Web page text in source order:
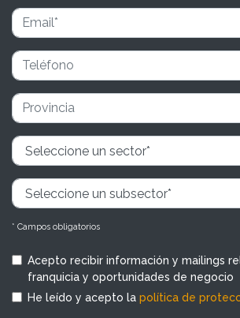
* Campos obligatorios
Acepto recibir información y mailings
franquicia y oportunidades de negocio
He leído y acepto la política de